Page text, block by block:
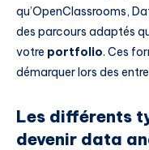
qu’OpenClassrooms,
des parcours adaptés
votre portfolio. Ces
démarquer lors des
Les différents
devenir data